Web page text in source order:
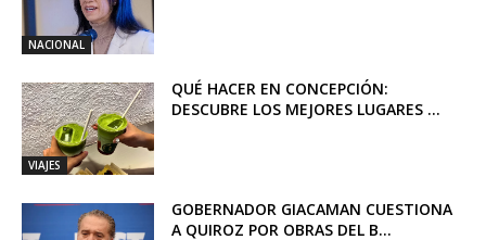
NACIONAL
VIAJES
QUÉ HACER EN CONCEPCIÓN:
DESCUBRE LOS MEJORES LUGARES ...
GOBERNADOR GIACAMAN CUESTIONA
A QUIROZ POR OBRAS DEL B...